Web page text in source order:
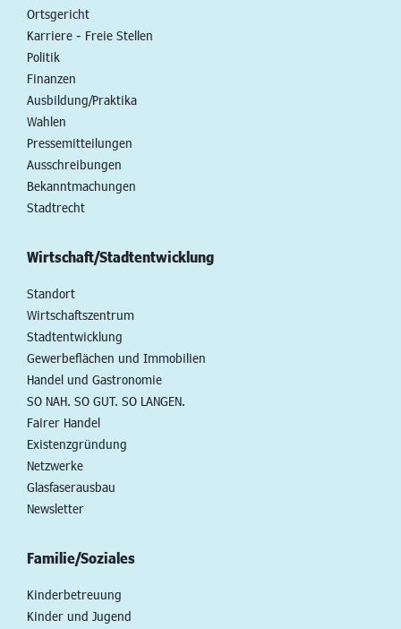
Ortsgericht
Karriere - Freie Stellen
Politik
Finanzen
Ausbildung/Praktika
Wahlen
Pressemitteilungen
Ausschreibungen
Bekanntmachungen
Stadtrecht
Wirtschaft/Stadtentwicklung
Standort
Wirtschaftszentrum
Stadtentwicklung
Gewerbeflächen und Immobilien
Handel und Gastronomie
SO NAH. SO GUT. SO LANGEN.
Fairer Handel
Existenzgründung
Netzwerke
Glasfaserausbau
Newsletter
Familie/Soziales
Kinderbetreuung
Kinder und Jugend